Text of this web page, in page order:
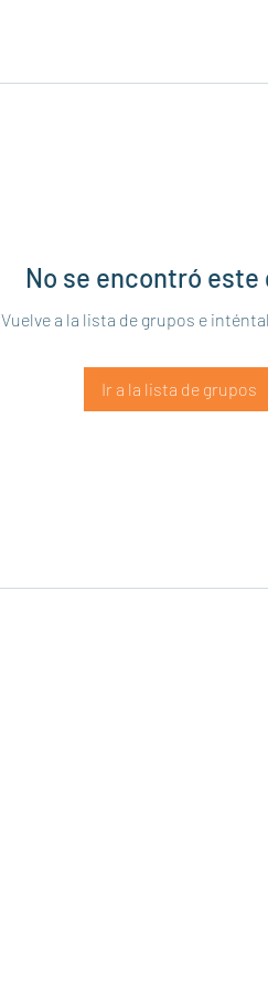
No se encontró este
Vuelve a la lista de grupos e
Ir a la lista de grupos